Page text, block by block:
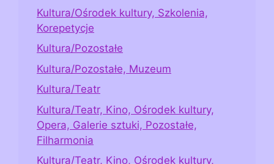
Kultura/Ośrodek kultury, Szkolenia,
Korepetycje
Kultura/Pozostałe
Kultura/Pozostałe, Muzeum
Kultura/Teatr
Kultura/Teatr, Kino, Ośrodek kultury,
Opera, Galerie sztuki, Pozostałe,
Filharmonia
Kultura/Teatr, Kino, Ośrodek kultury,